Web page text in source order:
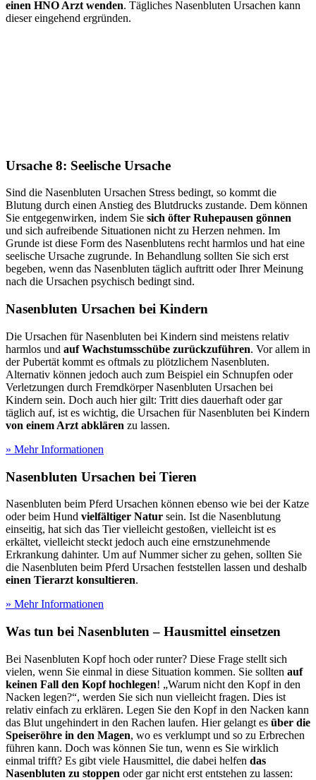
einen HNO Arzt wenden. Tägliches Nasenbluten Ursachen kann
dieser eingehend ergründen.
Ursache 8: Seelische Ursache
Sind die Nasenbluten Ursachen Stress bedingt, so kommt die
Blutung durch einen Anstieg des Blutdrucks zustande. Dem können
Sie entgegenwirken, indem Sie sich öfter Ruhepausen gönnen
und sich aufreibende Situationen nicht zu Herzen nehmen. Im
Grunde ist diese Form des Nasenblutens recht harmlos und hat eine
seelische Ursache zugrunde. In Behandlung sollten Sie sich erst
begeben, wenn das Nasenbluten täglich auftritt oder Ihrer Meinung
nach die Ursachen psychisch bedingt sind.
Nasenbluten Ursachen bei Kindern
Die Ursachen für Nasenbluten bei Kindern sind meistens relativ
harmlos und auf Wachstumsschübe zurückzuführen. Vor allem in
der Pubertät kommt es oftmals zu plötzlichem Nasenbluten.
Alternativ können jedoch auch zum Beispiel ein Schnupfen oder
Verletzungen durch Fremdkörper Nasenbluten Ursachen bei
Kindern sein. Doch auch hier gilt: Tritt dies dauerhaft oder gar
täglich auf, ist es wichtig, die Ursachen für Nasenbluten bei Kindern
von einem Arzt abklären zu lassen.
» Mehr Informationen
Nasenbluten Ursachen bei Tieren
Nasenbluten beim Pferd Ursachen können ebenso wie bei der Katze
oder beim Hund vielfältiger Natur sein. Ist die Nasenblutung
einseitig, hat sich das Tier vielleicht gestoßen, vielleicht ist es
erkältet, vielleicht steckt jedoch auch eine ernstzunehmende
Erkrankung dahinter. Um auf Nummer sicher zu gehen, sollten Sie
die Nasenbluten beim Pferd Ursachen feststellen lassen und deshalb
einen Tierarzt konsultieren.
» Mehr Informationen
Was tun bei Nasenbluten – Hausmittel einsetzen
Bei Nasenbluten Kopf hoch oder runter? Diese Frage stellt sich
vielen, wenn Sie einmal in diese Situation kommen. Sie sollten auf
keinen Fall den Kopf hochlegen! „Warum nicht den Kopf in den
Nacken legen?“, werden Sie sich nun vielleicht fragen. Dies ist
relativ einfach zu erklären. Legen Sie den Kopf in den Nacken kann
das Blut ungehindert in den Rachen laufen. Hier gelangt es über die
Speiseröhre in den Magen, wo es verklumpt und so zu Erbrechen
führen kann. Doch was können Sie tun, wenn es Sie wirklich
einmal trifft? Es gibt viele Hausmittel, die dabei helfen das
Nasenbluten zu stoppen oder gar nicht erst entstehen zu lassen: